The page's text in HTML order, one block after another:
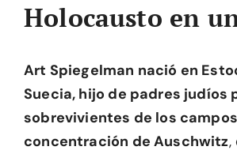
Holocausto en
Art Spiegelman nació en
Suecia, hijo de padres judíos
sobrevivientes de los
concentración de Auschwitz,